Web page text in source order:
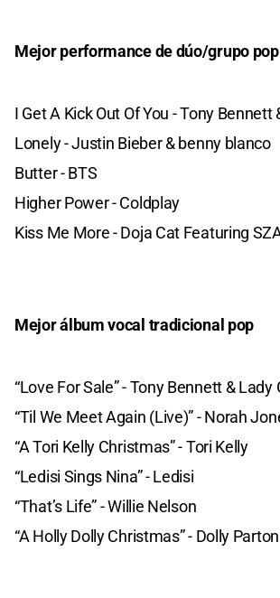
Mejor performance de dúo/grupo pop
I Get A Kick Out Of You - Tony Bennett
Lonely - Justin Bieber & benny blanco
Butter - BTS
Higher Power - Coldplay
Kiss Me More - Doja Cat Featuring
Mejor álbum vocal tradicional pop
“Love For Sale” - Tony Bennett & Lady
“Til We Meet Again (Live)” - Norah
“A Tori Kelly Christmas” - Tori Kelly
“Ledisi Sings Nina” - Ledisi
“That’s Life” - Willie Nelson
“A Holly Dolly Christmas” - Dolly Parton